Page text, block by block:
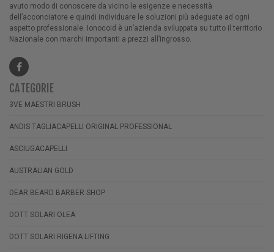
avuto modo di conoscere da vicino le esigenze e necessità
dell’acconciatore e quindi individuare le soluzioni più adeguate ad ogni
aspetto professionale. Ionocoid è un’azienda sviluppata su tutto il territorio
Nazionale con marchi importanti a prezzi all’ingrosso.
CATEGORIE
3VE MAESTRI BRUSH
ANDIS TAGLIACAPELLI ORIGINAL PROFESSIONAL
ASCIUGACAPELLI
AUSTRALIAN GOLD
DEAR BEARD BARBER SHOP
DOTT SOLARI OLEA
DOTT SOLARI RIGENA LIFTING